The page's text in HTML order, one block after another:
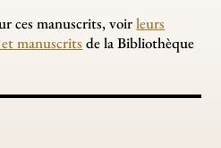
ces manuscrits, voirleurs
manuscrits de la Bibliothèque